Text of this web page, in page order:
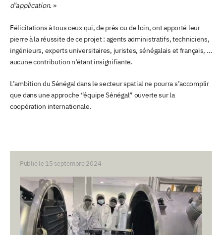
d’application. »
Félicitations à tous ceux qui, de près ou de loin, ont apporté leur
pierre à la réussite de ce projet : agents administratifs, techniciens,
ingénieurs, experts universitaires, juristes, sénégalais et français, …
aucune contribution n’étant insignifiante.
L’ambition du Sénégal dans le secteur spatial ne pourra s’accomplir
que dans une approche “équipe Sénégal” ouverte sur la
coopération internationale.
Publié le 15 septembre 2024